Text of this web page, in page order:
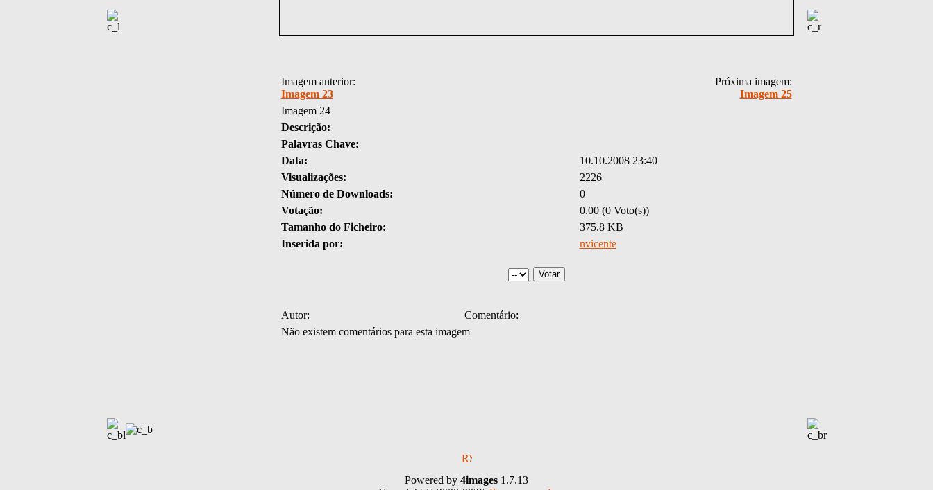
Imagem anterior:
Imagem 23
Próxima imagem:
Imagem 25
Imagem 24
Descrição:
Palavras Chave:
Data:
10.10.2008 23:40
Visualizações:
2226
Número de Downloads:
0
Votação:
0.00 (0 Voto(s))
Tamanho do Ficheiro:
375.8 KB
Inserida por:
nvicente
Autor:
Comentário:
Não existem comentários para esta imagem
Powered by 4images 1.7.13